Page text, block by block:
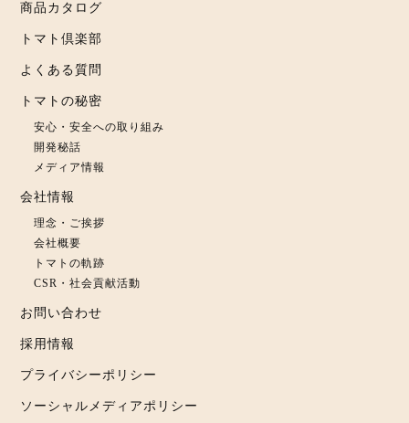
商品カタログ
トマト倶楽部
よくある質問
トマトの秘密
安心・安全への取り組み
開発秘話
メディア情報
会社情報
理念・ご挨拶
会社概要
トマトの軌跡
CSR・社会貢献活動
お問い合わせ
採用情報
プライバシーポリシー
ソーシャルメディアポリシー